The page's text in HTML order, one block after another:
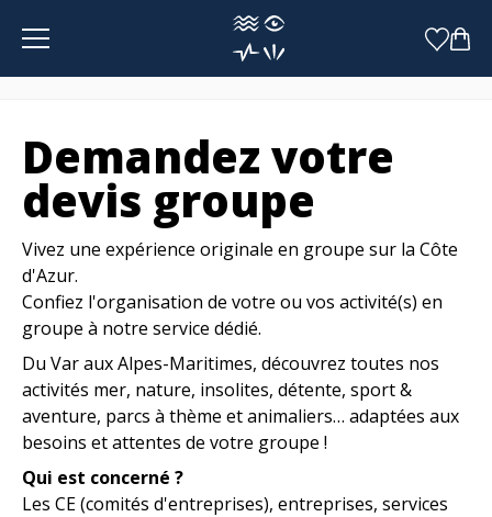
Panneau de gestion des cookies
Demandez votre
devis groupe
Vivez une expérience originale en groupe sur la Côte
d'Azur.
Confiez l'organisation de votre ou vos activité(s) en
groupe à notre service dédié.
Du Var aux Alpes-Maritimes, découvrez toutes nos
activités mer, nature, insolites, détente, sport &
aventure, parcs à thème et animaliers… adaptées aux
besoins et attentes de votre groupe !
Qui est concerné ?
Les CE (comités d'entreprises), entreprises, services